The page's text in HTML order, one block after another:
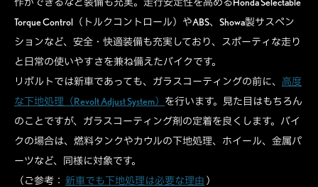
Torque Control（トルクコントロール）やABS、Showa製サスペン
ションなど、安全・快適装備も充実しており、スポーティな走り
と日常の使いやすさを兼ね備えたバイクです。
リボルトでは新車であっても、ガラスコーティングの前に、 高度
な下地処理（Revolt Adjust System） を行います。見た目はもちろん
のことですが、ガラスコーティング剤の定着を良くします。バイ
クの場合は、燃料タンクやカウルの下地処理、ホイール、金属パ
ーツなど、同様に対象です。
（ご参考： 新車でも下地処理は必要な理由 ）